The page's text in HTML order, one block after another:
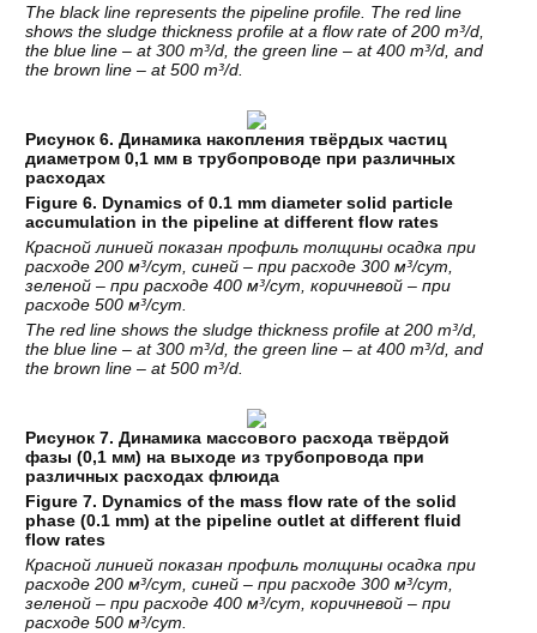
The black line represents the pipeline profile. The red line
shows the sludge thickness profile at a flow rate of 200 m³/d,
the blue line – at 300 m³/d, the green line – at 400 m³/d, and
the brown line – at 500 m³/d.
Рисунок 6. Динамика накопления твёрдых частиц
диаметром 0,1 мм в трубопроводе при различных
расходах
Figure 6. Dynamics of 0.1 mm diameter solid particle
accumulation in the pipeline at different flow rates
Красной линией показан профиль толщины осадка при
расходе 200 м³/сут, синей – при расходе 300 м³/сут,
зеленой – при расходе 400 м³/сут, коричневой – при
расходе 500 м³/сут.
The red line shows the sludge thickness profile at 200 m³/d,
the blue line – at 300 m³/d, the green line – at 400 m³/d, and
the brown line – at 500 m³/d.
Рисунок 7. Динамика массового расхода твёрдой
фазы (0,1 мм) на выходе из трубопровода при
различных расходах флюида
Figure 7. Dynamics of the mass flow rate of the solid
phase (0.1 mm) at the pipeline outlet at different fluid
flow rates
Красной линией показан профиль толщины осадка при
расходе 200 м³/сут, синей – при расходе 300 м³/сут,
зеленой – при расходе 400 м³/сут, коричневой – при
расходе 500 м³/сут.